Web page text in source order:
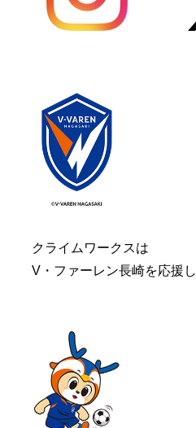
クライムワークスは
V・ファーレン長崎を応援